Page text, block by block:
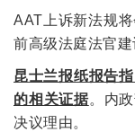
AAT上诉新法规
前高级法庭法官
昆士兰报纸报告
的相关证据。内
决议理由。